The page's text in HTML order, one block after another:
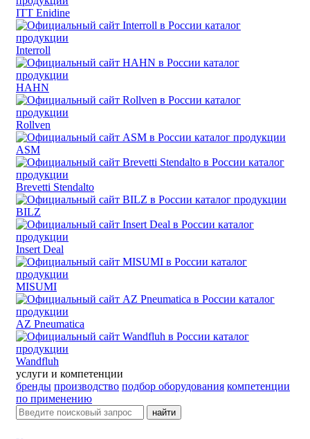
ITT Enidine
Interroll
HAHN
Rollven
ASM
Brevetti Stendalto
BILZ
Insert Deal
MISUMI
AZ Pneumatica
Wandfluh
услуги и компетенции
бренды производство подбор оборудования компетенции
по применению
найти